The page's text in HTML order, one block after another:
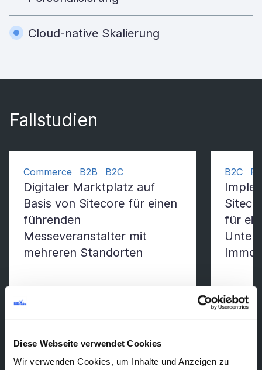
Diese Webseite verwendet Cookies
Wir verwenden Cookies, um Inhalte und Anzeigen zu
Cloud-native Skalierung
Fallstudien
Commerce B2B B2C
Digitaler Marktplatz auf
Basis von Sitecore für einen
führenden
Messeveranstalter mit
mehreren Standorten
B2C
für
Mehr anzeigen